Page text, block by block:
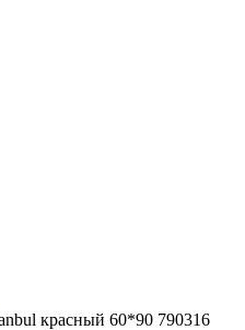
красный 60*90 790316